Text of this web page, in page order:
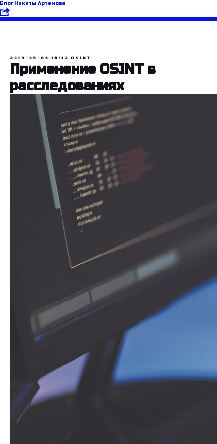
Блог Никиты Артемова
2019-09-06 16:32 OSINT
Применение OSINT в
расследованиях